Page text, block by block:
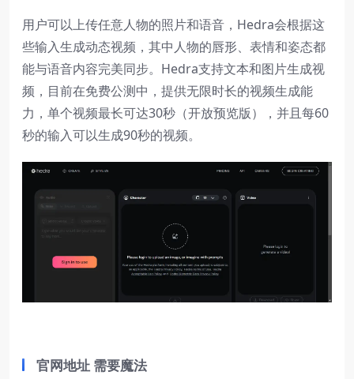
用户可以上传任意人物的照片和语音，Hedra会根据这
些输入生成动态视频，其中人物的唇形、表情和姿态都
能与语音内容完美同步。Hedra支持文本和图片生成视
频，目前在免费公测中，提供无限时长的视频生成能
力，单个视频最长可达30秒（开放预览版），并且每60
秒的输入可以生成90秒的视频。
官网地址 需要魔法